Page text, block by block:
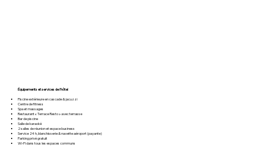
Équipements et services de l’hôtel
Piscine extérieure en cascade & jacuzzi
Centre de fitness
Spa et massages
Restaurant « Terrace Resto » avec terrasse
Bar de piscine
Salle de karaoké
2 salles de réunion et espace business
Service 24 h, blanchisserie & navette aéroport (payante)
Parking privé gratuit
Wi‑Fi dans tous les espaces communs